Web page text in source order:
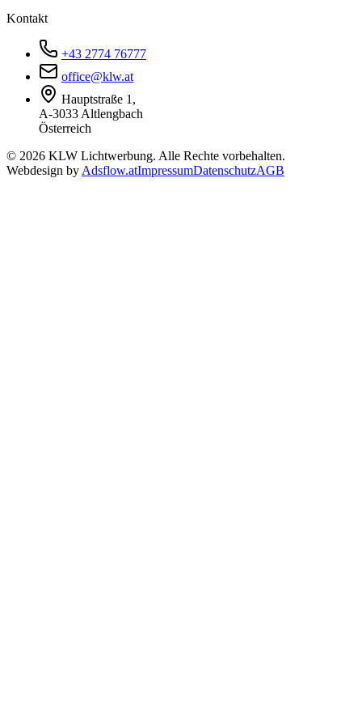
Kontakt
+43 2774 76777
office@klw.at
Hauptstraße 1,
A-3033 Altlengbach
Österreich
© 2026 KLW Lichtwerbung. Alle Rechte vorbehalten.
Webdesign by Adsflow.atImpressumDatenschutzAGB